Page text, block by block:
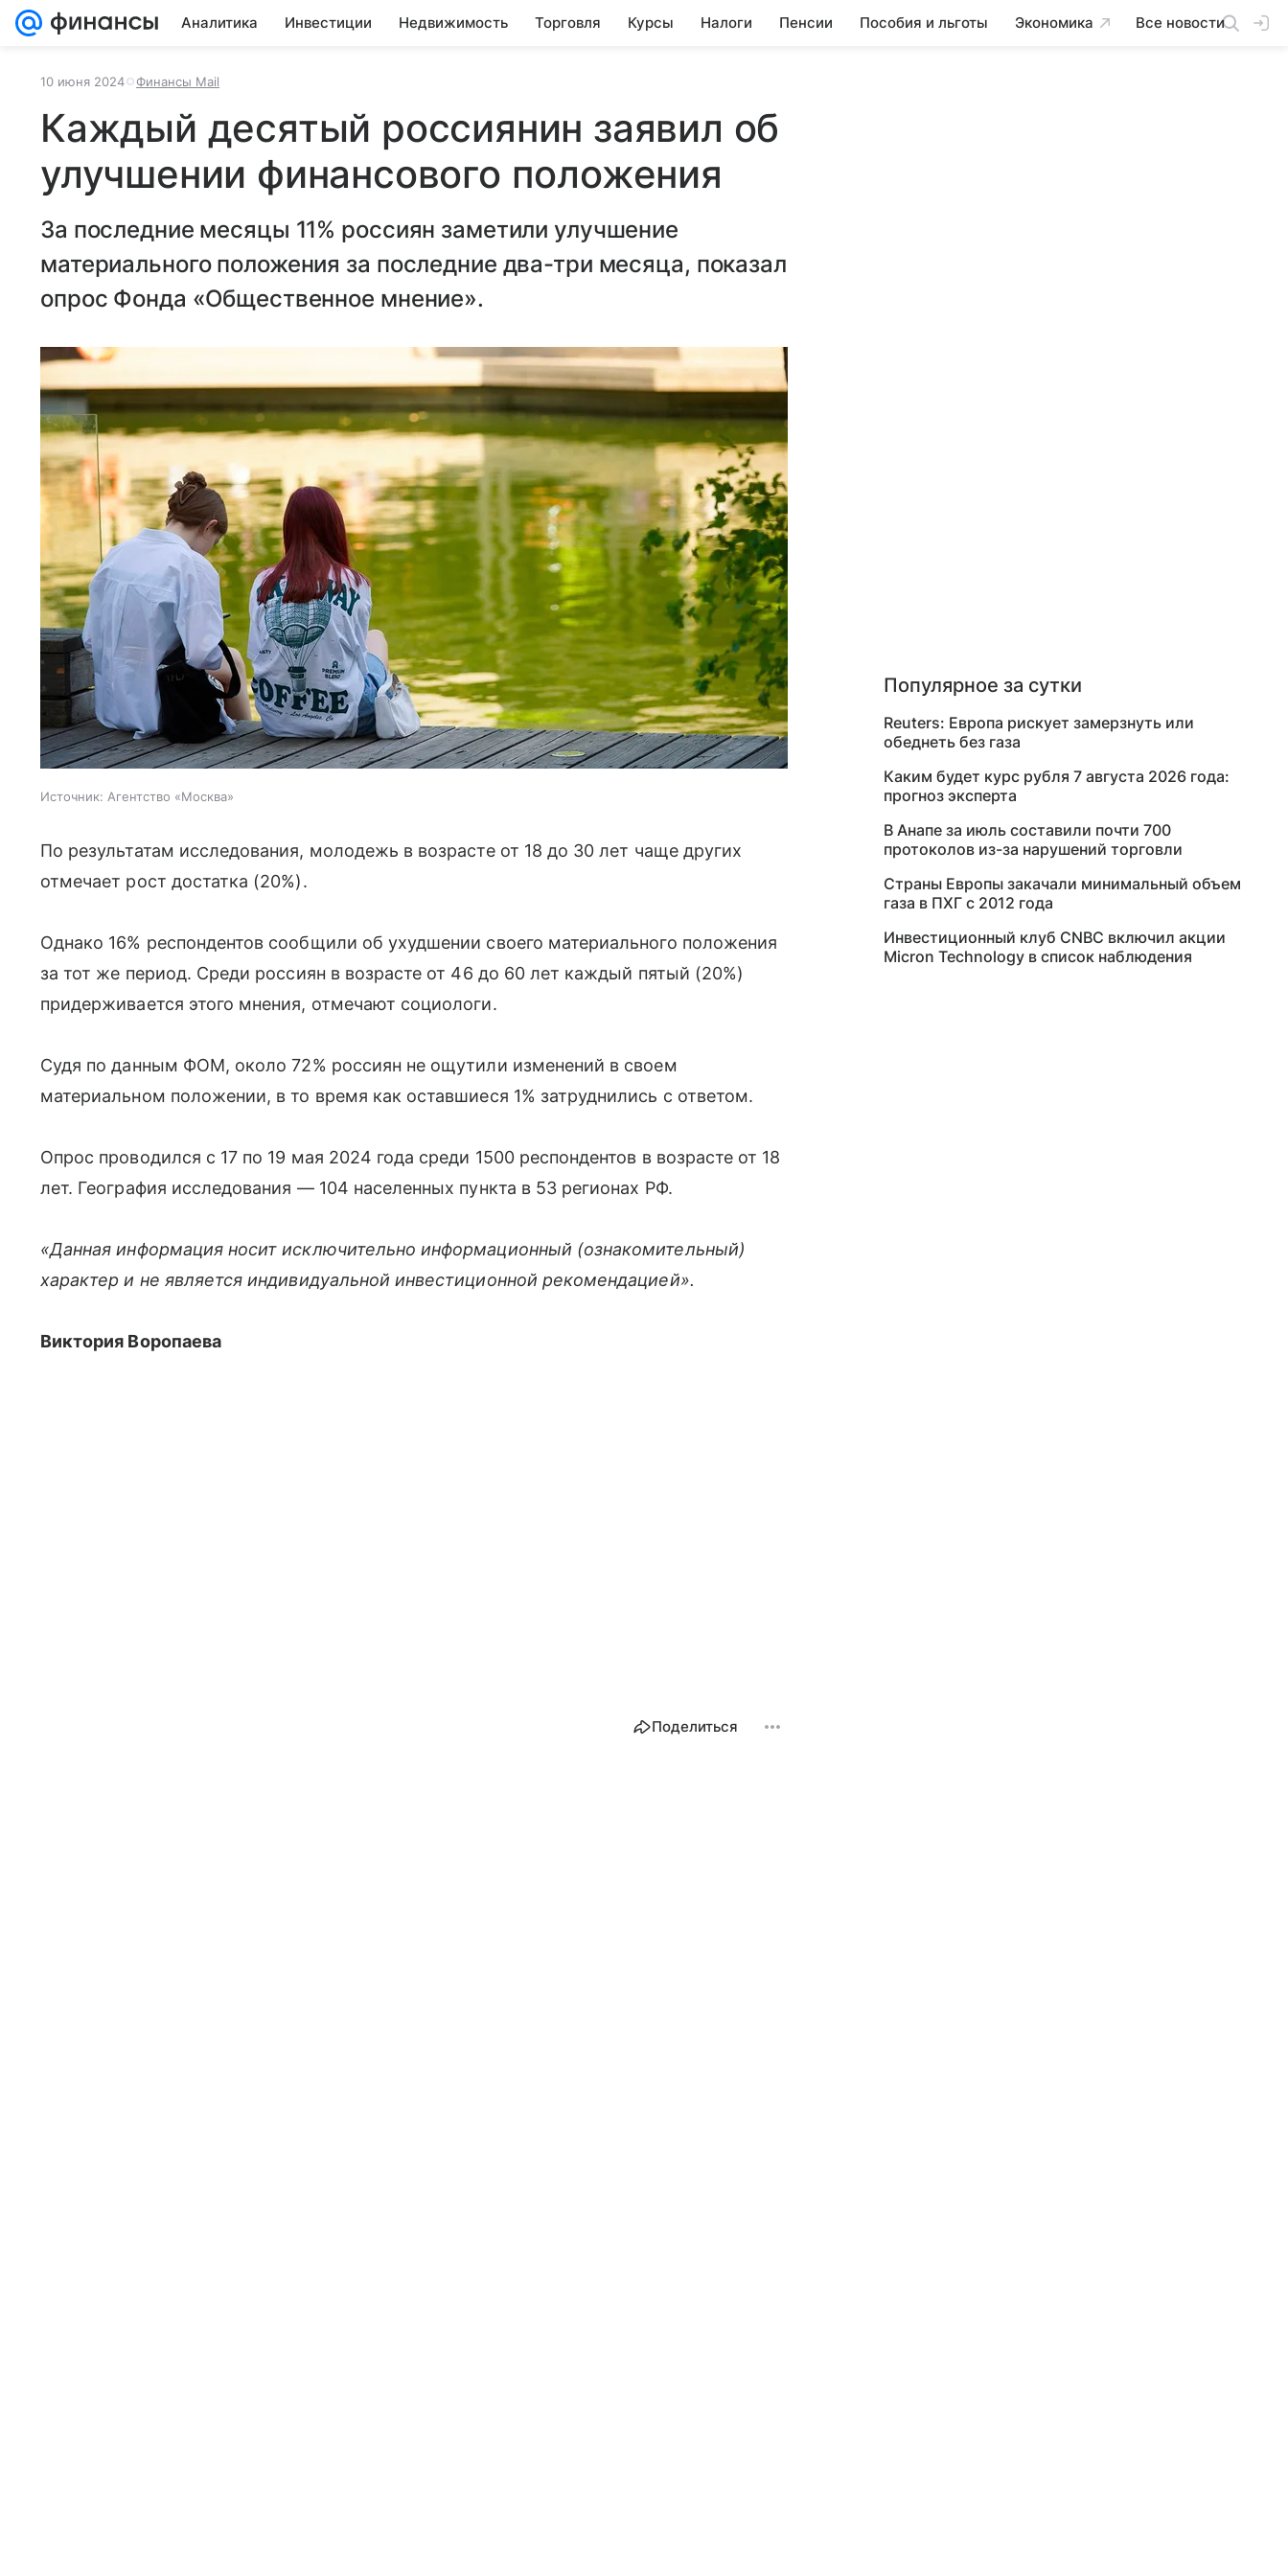
Аналитика Инвестиции Недвижимость Торговля Курсы Налоги Пенсии Пособия и льготы Экономика Все новости
10 июня 2024 Финансы Mail
Каждый десятый россиянин заявил об
улучшении финансового положения
За последние месяцы 11% россиян заметили улучшение
материального положения за последние два-три месяца, показал
опрос Фонда «Общественное мнение».
Источник: Агентство «Москва»
По результатам исследования, молодежь в возрасте от 18 до 30 лет чаще других
отмечает рост достатка (20%).
Однако 16% респондентов сообщили об ухудшении своего материального положения
за тот же период. Среди россиян в возрасте от 46 до 60 лет каждый пятый (20%)
придерживается этого мнения, отмечают социологи.
Судя по данным ФОМ, около 72% россиян не ощутили изменений в своем
материальном положении, в то время как оставшиеся 1% затруднились с ответом.
Опрос проводился с 17 по 19 мая 2024 года среди 1500 респондентов в возрасте от 18
лет. География исследования — 104 населенных пункта в 53 регионах РФ.
«Данная информация носит исключительно информационный (ознакомительный)
характер и не является индивидуальной инвестиционной рекомендацией».
Виктория Воропаева
Поделиться
Популярное за сутки
Reuters: Европа рискует замерзнуть или
обеднеть без газа
Каким будет курс рубля 7 августа 2026 года:
прогноз эксперта
В Анапе за июль составили почти 700
протоколов из-за нарушений торговли
Страны Европы закачали минимальный объем
газа в ПХГ с 2012 года
Инвестиционный клуб CNBC включил акции
Micron Technology в список наблюдения